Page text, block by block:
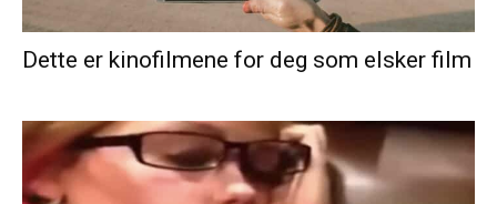
Dette er kinofilmene for deg som elsker film